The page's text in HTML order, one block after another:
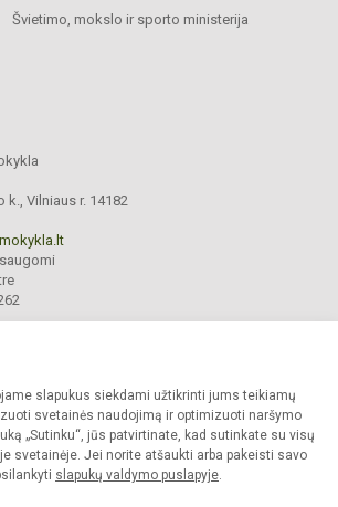
slapukus siekdami užtikrinti jums teikiamų
svetainės naudojimą ir optimizuoti naršymo
„Sutinku“, jūs patvirtinate, kad sutinkate su visų
svetainėje. Jei norite atšaukti arba pakeisti savo
slapukų valdymo puslapyje.
Švietimo, mokslo ir sporto ministerija
Vilniaus r. 14182
Bukiškio pagrindinės mokyklos administracijos
sutikimo griežtai draudžiama.
paraiška Slapukų valdymas
atnaujinti